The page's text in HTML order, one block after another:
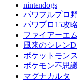
nintendogs
パワフルプロ
パワプロ15攻
ファイアーエ
風来のシレン
ポケットモン
ポケモン不思
マグナカルタ